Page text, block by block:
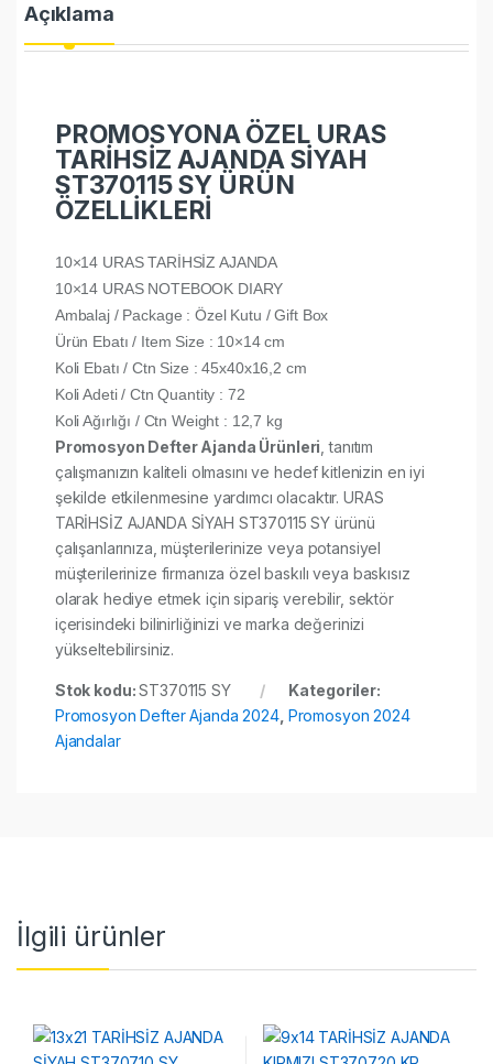
Açıklama
PROMOSYONA ÖZEL URAS
TARİHSİZ AJANDA SİYAH
ST370115 SY ÜRÜN
ÖZELLİKLERİ
10×14 URAS TARİHSİZ AJANDA
10×14 URAS NOTEBOOK DIARY
Ambalaj / Package : Özel Kutu / Gift Box
Ürün Ebatı / Item Size : 10×14 cm
Koli Ebatı / Ctn Size : 45x40x16,2 cm
Koli Adeti / Ctn Quantity : 72
Koli Ağırlığı / Ctn Weight : 12,7 kg
Promosyon Defter Ajanda Ürünleri , tanıtım
çalışmanızın kaliteli olmasını ve hedef kitlenizin en iyi
şekilde etkilenmesine yardımcı olacaktır. URAS
TARİHSİZ AJANDA SİYAH ST370115 SY ürünü
çalışanlarınıza, müşterilerinize veya potansiyel
müşterilerinize firmanıza özel baskılı veya baskısız
olarak hediye etmek için sipariş verebilir, sektör
içerisindeki bilinirliğinizi ve marka değerinizi
yükseltebilirsiniz.
Stok kodu:ST370115 SY
Kategoriler:
Promosyon Defter Ajanda 2024, Promosyon 2024
Ajandalar
İlgili ürünler